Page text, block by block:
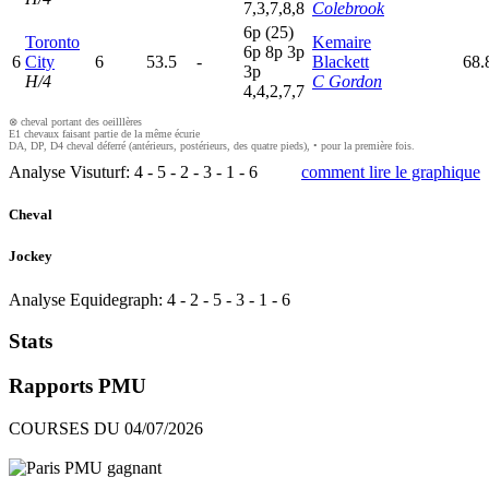
7,3,7,8,8 Colebrook
6
Toronto
City
H/4
6 53.5 -
6p (25)
6p 8p 3p
3p
4,4,2,7,7
Kemaire
Blackett
C Gordon
⊗ cheval portant des oeilllères
E1 chevaux faisant partie de la même écurie
DA, DP, D4 cheval déferré (antérieurs, postérieurs, des quatre pieds), • pour la première fois.
Analyse Visuturf: 4 - 5 - 2 - 3 - 1 - 6 comment lire le graphique
Cheval
Jockey
Analyse Equidegraph: 4 - 2 - 5 - 3 - 1 - 6
Stats
Rapports PMU
COURSES DU 04/07/2026